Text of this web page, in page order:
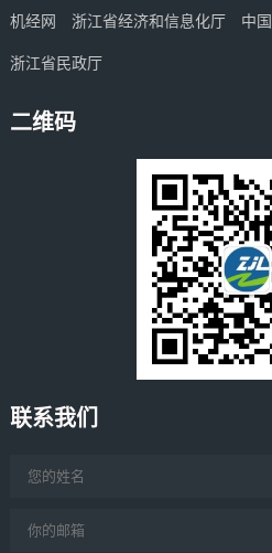
机经网 浙江省经济和信息化厅 中
浙江省民政厅
二维码
联系我们